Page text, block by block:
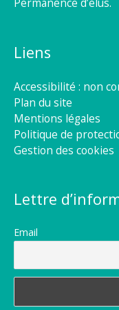
Liens
Accessibilité : non
Plan du site
Mentions légales
Politique de
Gestion des cookies
Lettre
Email